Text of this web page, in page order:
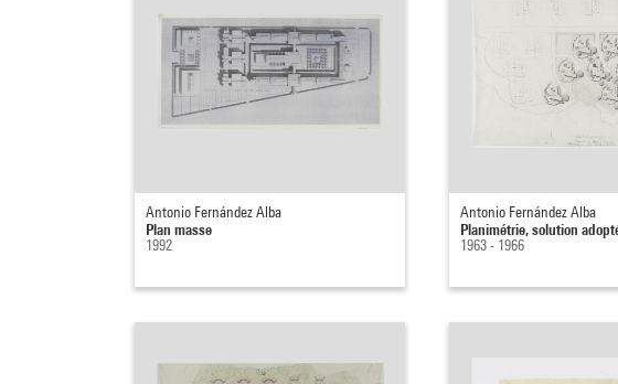
Antonio Fernández Alba
Plan masse
1992
Antonio Fernández Alba
Planimétrie, solution
1963 - 1966